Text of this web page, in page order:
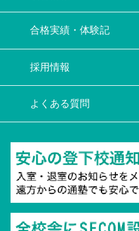
合格実績・体験記
採用情報
よくある質問